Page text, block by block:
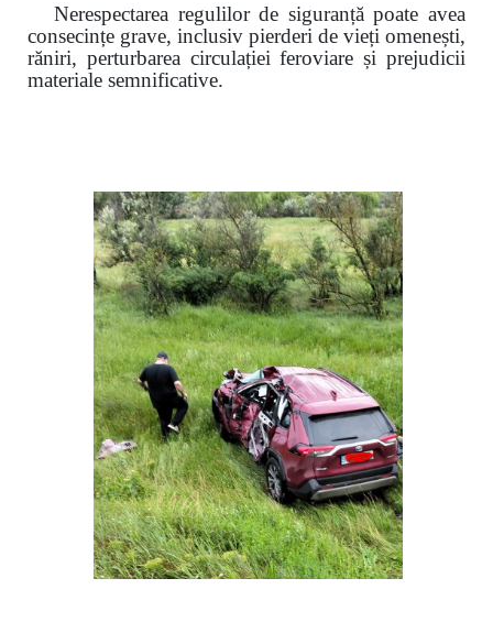
Nerespectarea regulilor de siguranță poate avea
consecințe grave, inclusiv pierderi de vieți omenești,
răniri, perturbarea circulației feroviare și prejudicii
materiale semnificative.